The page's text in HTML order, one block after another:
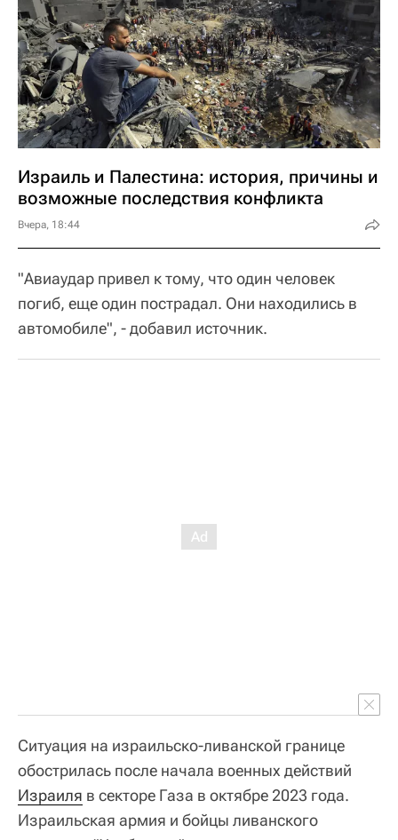
Израиль и Палестина: история, причины и
возможные последствия конфликта
Вчера, 18:44
"Авиаудар привел к тому, что один человек
погиб, еще один пострадал. Они находились в
автомобиле", - добавил источник.
Ситуация на израильско-ливанской границе
обострилась после начала военных действий
Израиля в секторе Газа в октябре 2023 года.
Израильская армия и бойцы ливанского